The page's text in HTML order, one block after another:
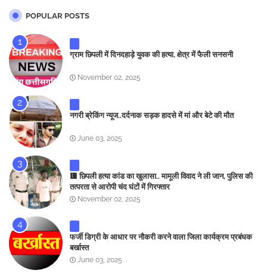
POPULAR POSTS
ग्राम छिपली में दिनदहाड़े युवक की हत्या, क्षेत्र में फैली सनसनी
November 02, 2025
नगरी ब्रेकिंग न्यूज..दर्दनाक सड़क हादसे में मां और बेटे की मौत
June 03, 2025
🟥 छिपली हत्या कांड का खुलासा.. मामूली विवाद ने ली जान, पुलिस की
तत्परता से आरोपी चंद घंटों में गिरफ्तार
November 02, 2025
फर्जी डिग्री के आधार पर नौकरी करने वाला जिला कार्यक्रम प्रबंधक
बर्खास्त
June 03, 2025